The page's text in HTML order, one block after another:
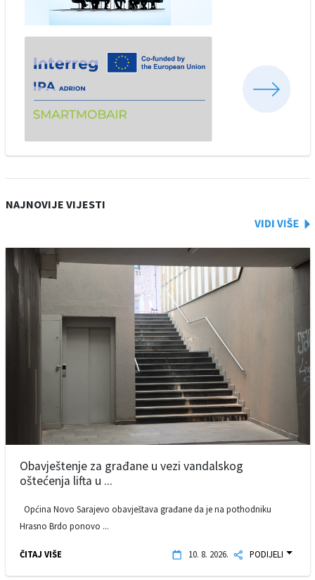
NAJNOVIJE VIJESTI
Obavještenje za građane u vezi vandalskog
oštećenja lifta u ...
Općina Novo Sarajevo obavještava građane da je na pothodniku
Hrasno Brdo ponovo ...
ČITAJ VIŠE 10. 8. 2026. PODIJELI